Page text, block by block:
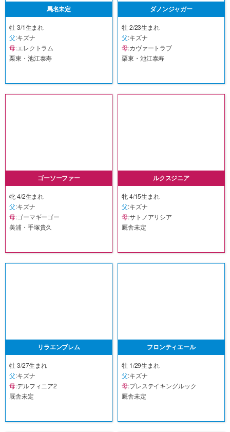
馬名未定
牡 3/1生まれ
父:キズナ
母:エレクトラム
栗東・池江泰寿
ダノンジャガー
牡 2/23生まれ
父:キズナ
母:カヴァートラブ
栗東・池江泰寿
ゴーソーファー
牝 4/2生まれ
父:キズナ
母:ゴーマギーゴー
美浦・手塚貴久
ルクスジニア
牝 4/15生まれ
父:キズナ
母:サトノアリシア
厩舎未定
リラエンブレム
牡 3/27生まれ
父:キズナ
母:デルフィニア2
厩舎未定
フロンティエール
牡 1/29生まれ
父:キズナ
母:ブレステイキングルック
厩舎未定